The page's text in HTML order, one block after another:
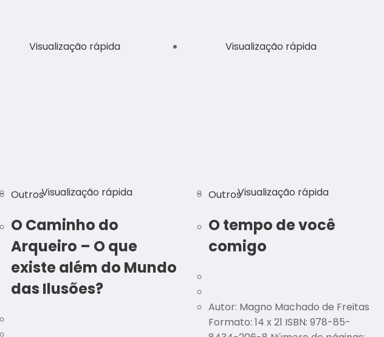
Visualização rápida
Visualização rápida
Outros
O Caminho do
Arqueiro – O que
existe além do Mundo
das Ilusões?
Visualização rápida
Visualização rápida
Outros
O tempo de você
comigo
Autor: Magno Machado de Freitas
Formato: 14 x 21 ISBN: 978-85-